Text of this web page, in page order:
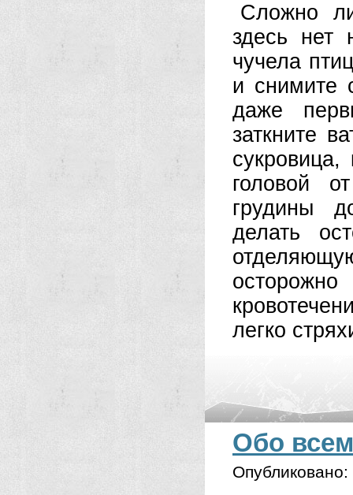
Сложно
здесь нет
чучела
и снимите
даже
заткните
головой
грудины
делать
осторожно
легко
Обо
Опубликовано: